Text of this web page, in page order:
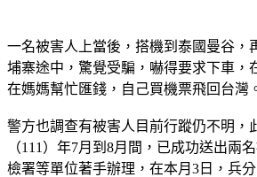
一名被害人上當後，搭機到泰國曼谷，
埔寨途中，驚覺受騙，嚇得要求下車，
在媽媽幫忙匯錢，自己買機票飛回台灣
警方也調查有被害人目前行蹤仍不明，
（111）年7月到8月間，已成功送出兩
檢署等單位著手辦理，在本月3日，兵